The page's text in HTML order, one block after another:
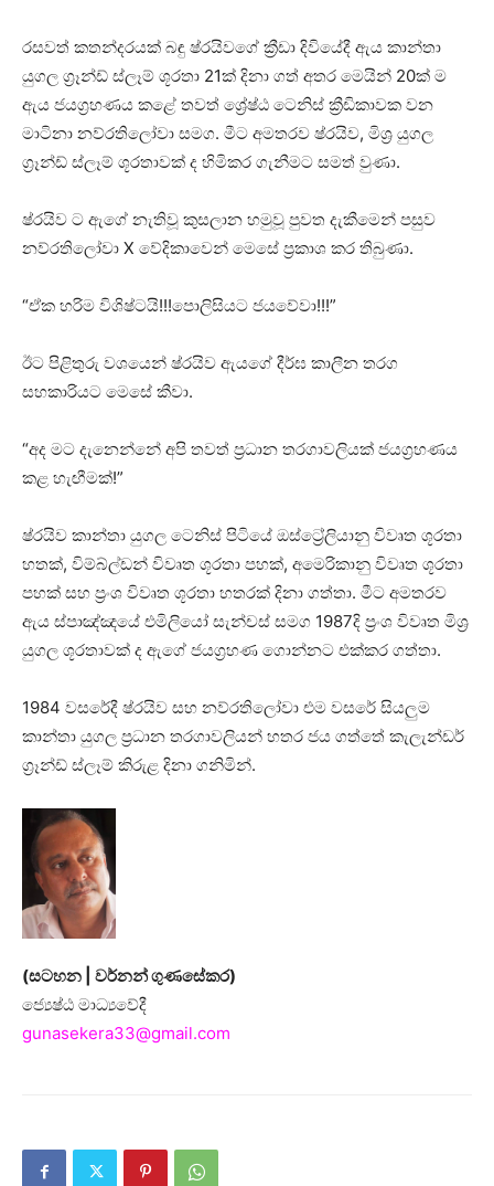
රසවත් කතන්දරයක් බඳු ෂ්රයිවගේ ක්‍රීඩා දිවියේදී ඇය කාන්තා
යුගල ග්‍රෑන්ඩ් ස්ලෑම් ශූරතා 21ක් දිනා ගත් අතර මෙයින් 20ක් ම
ඇය ජයග්‍රහණය කළේ තවත් ශ්‍රේෂ්ඨ ටෙනිස් ක්‍රීඩිකාවක වන
මාටිනා නව්රතිලෝවා සමග. මීට අමතරව ෂ්රයිව, මිශ්‍ර යුගල
ග්‍රෑන්ඩ් ස්ලෑම් ශූරතාවක් ද හිමිකර ගැනීමට සමත් වුණා.
ෂ්රයිව ට ඇගේ නැතිවූ කුසලාන හමුවූ පුවත දැකීමෙන් පසුව
නව්රතිලෝවා X වේදිකාවෙන් මෙසේ ප්‍රකාශ කර තිබුණා.
“ඒක හරිම විශිෂ්ටයි!!!පොලිසියට ජයවේවා!!!”
ඊට පිළිතුරු වශයෙන් ෂ්රයිව ඇයගේ දීර්ඝ කාලීන තරග
සහකාරියට මෙසේ කීවා.
“අද මට දැනෙන්නේ අපි තවත් ප්‍රධාන තරගාවලියක් ජයග්‍රහණය
කළ හැඟීමක්!”
ෂ්රයිව කාන්තා යුගල ටෙනිස් පිටියේ ඔස්ට්‍රේලියානු විවෘත ශූරතා
හතක්, විම්බ්ල්ඩන් විවෘත ශූරතා පහක්, අමෙරිකානු විවෘත ශූරතා
පහක් සහ ප්‍රංශ විවෘත ශූරතා හතරක් දිනා ගත්තා. මීට අමතරව
ඇය ස්පාඤ්ඤයේ එමිලියෝ සැන්චස් සමග 1987දි ප්‍රංශ විවෘත මිශ්‍ර
යුගල ශූරතාවක් ද ඇගේ ජයග්‍රහණ ගොන්නට එක්කර ගත්තා.
1984 වසරේදී ෂ්රයිව සහ නව්රතිලෝවා එම වසරේ සියලුම
කාන්තා යුගල ප්‍රධාන තරගාවලියන් හතර ජය ගත්තේ කැලැන්ඩර්
ග්‍රෑන්ඩ් ස්ලෑම් කිරුළ දිනා ගනිමින්.
(සටහන | වර්නන් ගුණසේකර)
ජ්‍යෙෂ්ඨ මාධ්‍යවේදී
gunasekera33@gmail.com